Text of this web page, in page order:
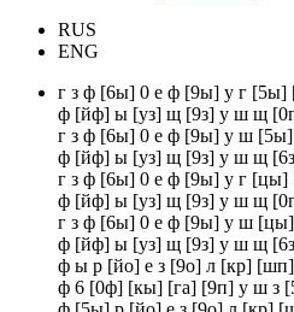
RUS
ENG
г з ф [6ы] 0 е ф [9ы] у г [5ы]
ф [йф] ы [уз] щ [9з] у ш щ
г з ф [6ы] 0 е ф [9ы] у ш
ф [йф] ы [уз] щ [9з] у ш щ
г з ф [6ы] 0 е ф [9ы] у г [цы]
ф [йф] ы [уз] щ [9з] у ш щ
г з ф [6ы] 0 е ф [9ы] у ш
ф [йф] ы [уз] щ [9з] у ш щ
ф ы р [йо] е з [9о] л [кр]
ф 6 [0ф] [кы] [га] [9п] у ш з